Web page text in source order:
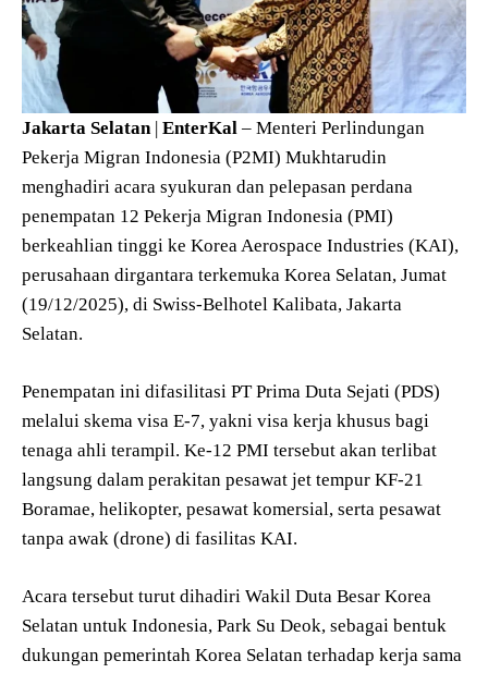
Jakarta Selatan| EnterKal – Menteri Perlindungan
Pekerja Migran Indonesia (P2MI) Mukhtarudin
menghadiri acara syukuran dan pelepasan perdana
penempatan 12 Pekerja Migran Indonesia (PMI)
berkeahlian tinggi ke Korea Aerospace Industries (KAI),
perusahaan dirgantara terkemuka Korea Selatan, Jumat
(19/12/2025), di Swiss-Belhotel Kalibata, Jakarta
Selatan.
Penempatan ini difasilitasi PT Prima Duta Sejati (PDS)
melalui skema visa E-7, yakni visa kerja khusus bagi
tenaga ahli terampil. Ke-12 PMI tersebut akan terlibat
langsung dalam perakitan pesawat jet tempur KF-21
Boramae, helikopter, pesawat komersial, serta pesawat
tanpa awak (drone) di fasilitas KAI.
Acara tersebut turut dihadiri Wakil Duta Besar Korea
Selatan untuk Indonesia, Park Su Deok, sebagai bentuk
dukungan pemerintah Korea Selatan terhadap kerja sama